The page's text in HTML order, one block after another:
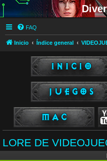
FAQ
Inicio Índice general
LORE DE